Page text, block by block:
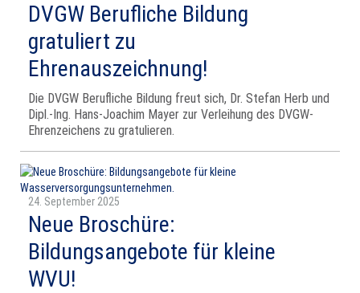
DVGW Berufliche Bildung
gratuliert zu
Ehrenauszeichnung!
Die DVGW Berufliche Bildung freut sich, Dr. Stefan Herb und
Dipl.-Ing. Hans-Joachim Mayer zur Verleihung des DVGW-
Ehrenzeichens zu gratulieren.
24. September 2025
Neue Broschüre:
Bildungsangebote für kleine
WVU!